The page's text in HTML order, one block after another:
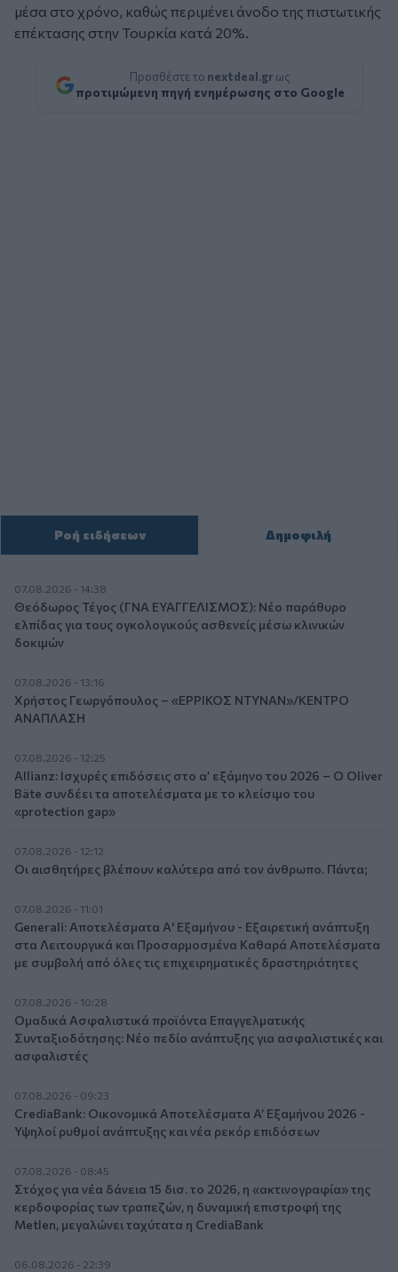
μέσα στο χρόνο, καθώς περιμένει άνοδο της πιστωτικής
επέκτασης στην Τουρκία κατά 20%.
Προσθέστε το nextdeal.gr ως
προτιμώμενη πηγή ενημέρωσης στο Google
Ροή ειδήσεων Δημοφιλή
07.08.2026 - 14:38
Θεόδωρος Τέγος (ΓΝΑ ΕΥΑΓΓΕΛΙΣΜΟΣ): Νέο παράθυρο
ελπίδας για τους ογκολογικούς ασθενείς μέσω κλινικών
δοκιμών
07.08.2026 - 13:16
Χρήστος Γεωργόπουλος – «ΕΡΡΙΚΟΣ ΝΤΥΝΑΝ»/ΚΕΝΤΡΟ
ΑΝΑΠΛΑΣΗ
07.08.2026 - 12:25
Allianz: Ισχυρές επιδόσεις στο α’ εξάμηνο του 2026 – Ο Oliver
Bäte συνδέει τα αποτελέσματα με το κλείσιμο του
«protection gap»
07.08.2026 - 12:12
Οι αισθητήρες βλέπουν καλύτερα από τον άνθρωπο. Πάντα;
07.08.2026 - 11:01
Generali: Αποτελέσματα Α' Εξαμήνου - Εξαιρετική ανάπτυξη
στα Λειτουργικά και Προσαρμοσμένα Καθαρά Αποτελέσματα
με συμβολή από όλες τις επιχειρηματικές δραστηριότητες
07.08.2026 - 10:28
Ομαδικά Ασφαλιστικά προϊόντα Επαγγελματικής
Συνταξιοδότησης: Νέο πεδίο ανάπτυξης για ασφαλιστικές και
ασφαλιστές
07.08.2026 - 09:23
CrediaBank: Οικονομικά Αποτελέσματα A’ Εξαμήνου 2026 -
Υψηλοί ρυθμοί ανάπτυξης και νέα ρεκόρ επιδόσεων
07.08.2026 - 08:45
Στόχος για νέα δάνεια 15 δισ. το 2026, η «ακτινογραφία» της
κερδοφορίας των τραπεζών, η δυναμική επιστροφή της
Metlen, μεγαλώνει ταχύτατα η CrediaBank
06.08.2026 - 22:39